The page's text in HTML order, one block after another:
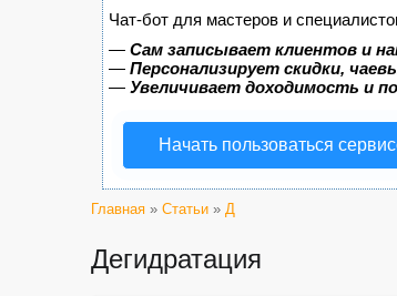
Чат-бот для мастеров и
— Сам записывает клиентов и
— Персонализирует скидки,
— Увеличивает доходимость и
Начать пользоваться
Главная » Статьи » Д
Дегидратация